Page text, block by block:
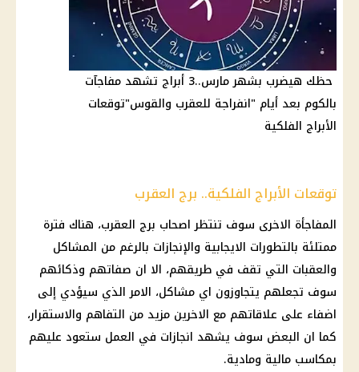
حظك هيضرب بشهر مارس..3 أبراج تشهد مفاجآت
بالكوم بعد أيام "انفراجة للعقرب والقوس"توقعات
الأبراج الفلكية
توقعات الأبراج الفلكية.. برج العقرب
المفاجأة الاخرى سوف تنتظر اصحاب برج العقرب، هناك فترة
ممتلئة بالتطورات الايجابية والإنجازات بالرغم من المشاكل
والعقبات التي تقف في طريقهم، الا ان صفاتهم وذكائهم
سوف تجعلهم يتجاوزون اي مشاكل، الامر الذي سيؤدي إلى
اضفاء على علاقاتهم مع الاخرين مزيد من التفاهم والاستقرار،
كما ان البعض سوف يشهد انجازات في العمل ستعود عليهم
بمكاسب مالية ومادية.